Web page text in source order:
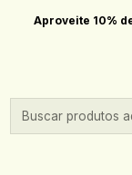
Aproveite 10%
Início